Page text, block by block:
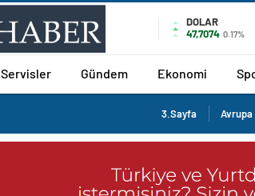
DOLAR
47,7074 0.17%
Servisler Gündem Ekonomi
3.Sayfa Avrupa